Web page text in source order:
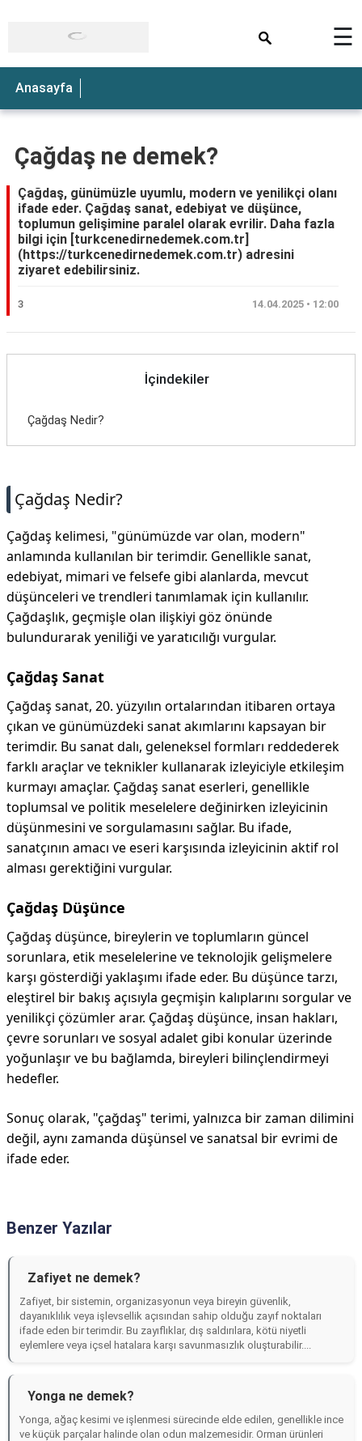
☰
Anasayfa
Çağdaş ne demek?
Çağdaş, günümüzle uyumlu, modern ve yenilikçi olanı
ifade eder. Çağdaş sanat, edebiyat ve düşünce,
toplumun gelişimine paralel olarak evrilir. Daha fazla
bilgi için [turkcenedirnedemek.com.tr]
(https://turkcenedirnedemek.com.tr) adresini
ziyaret edebilirsiniz.
3 14.04.2025 • 12:00
İçindekiler
Çağdaş Nedir?
Çağdaş Nedir?
Çağdaş kelimesi, "günümüzde var olan, modern"
anlamında kullanılan bir terimdir. Genellikle sanat,
edebiyat, mimari ve felsefe gibi alanlarda, mevcut
düşünceleri ve trendleri tanımlamak için kullanılır.
Çağdaşlık, geçmişle olan ilişkiyi göz önünde
bulundurarak yeniliği ve yaratıcılığı vurgular.
Çağdaş Sanat
Çağdaş sanat, 20. yüzyılın ortalarından itibaren ortaya
çıkan ve günümüzdeki sanat akımlarını kapsayan bir
terimdir. Bu sanat dalı, geleneksel formları reddederek
farklı araçlar ve teknikler kullanarak izleyiciyle etkileşim
kurmayı amaçlar. Çağdaş sanat eserleri, genellikle
toplumsal ve politik meselelere değinirken izleyicinin
düşünmesini ve sorgulamasını sağlar. Bu ifade,
sanatçının amacı ve eseri karşısında izleyicinin aktif rol
alması gerektiğini vurgular.
Çağdaş Düşünce
Çağdaş düşünce, bireylerin ve toplumların güncel
sorunlara, etik meselelerine ve teknolojik gelişmelere
karşı gösterdiği yaklaşımı ifade eder. Bu düşünce tarzı,
eleştirel bir bakış açısıyla geçmişin kalıplarını sorgular ve
yenilikçi çözümler arar. Çağdaş düşünce, insan hakları,
çevre sorunları ve sosyal adalet gibi konular üzerinde
yoğunlaşır ve bu bağlamda, bireyleri bilinçlendirmeyi
hedefler.
Sonuç olarak, "çağdaş" terimi, yalnızca bir zaman dilimini
değil, aynı zamanda düşünsel ve sanatsal bir evrimi de
ifade eder.
Benzer Yazılar
Zafiyet ne demek?
Zafiyet, bir sistemin, organizasyonun veya bireyin güvenlik,
dayanıklılık veya işlevsellik açısından sahip olduğu zayıf noktaları
ifade eden bir terimdir. Bu zayıflıklar, dış saldırılara, kötü niyetli
eylemlere veya içsel hatalara karşı savunmasızlık oluşturabilir....
Yonga ne demek?
Yonga, ağaç kesimi ve işlenmesi sürecinde elde edilen, genellikle ince
ve küçük parçalar halinde olan odun malzemesidir. Orman ürünleri